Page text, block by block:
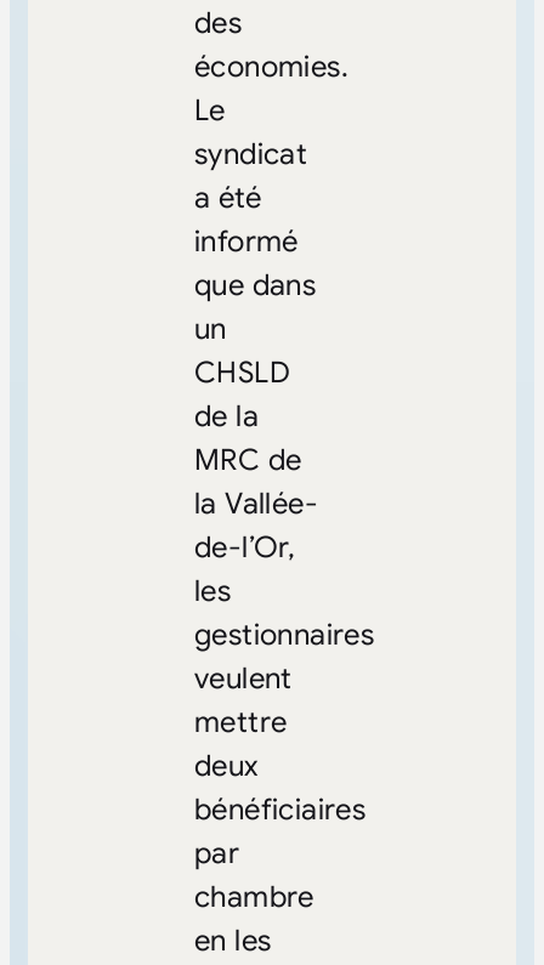
des
économies.
Le
syndicat
a été
informé
que dans
un
CHSLD
de la
MRC de
la Vallée-
de-l’Or,
les
gestionnaires
veulent
mettre
deux
bénéficiaires
par
chambre
en les